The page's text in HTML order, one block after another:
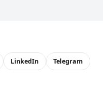
LinkedIn Telegram